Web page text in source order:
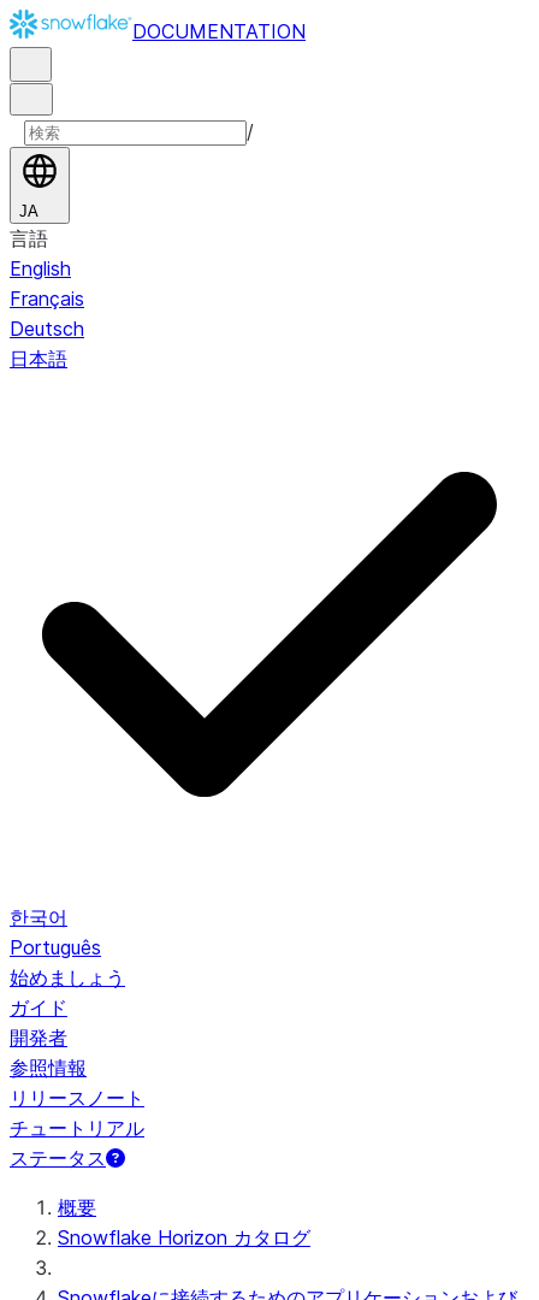
DOCUMENTATION
/
JA
言語
English
Français
Deutsch
日本語
한국어
Português
始めましょう
ガイド
開発者
参照情報
リリースノート
チュートリアル
ステータス
概要
Snowflake Horizon カタログ